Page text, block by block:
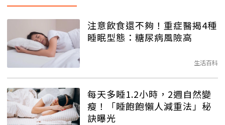
注意飲食還不夠！重症醫揭4種
睡眠型態：糖尿病風險高
生活百科
每天多睡1.2小時，2週自然變
瘦！「睡飽飽懶人減重法」秘
訣曝光